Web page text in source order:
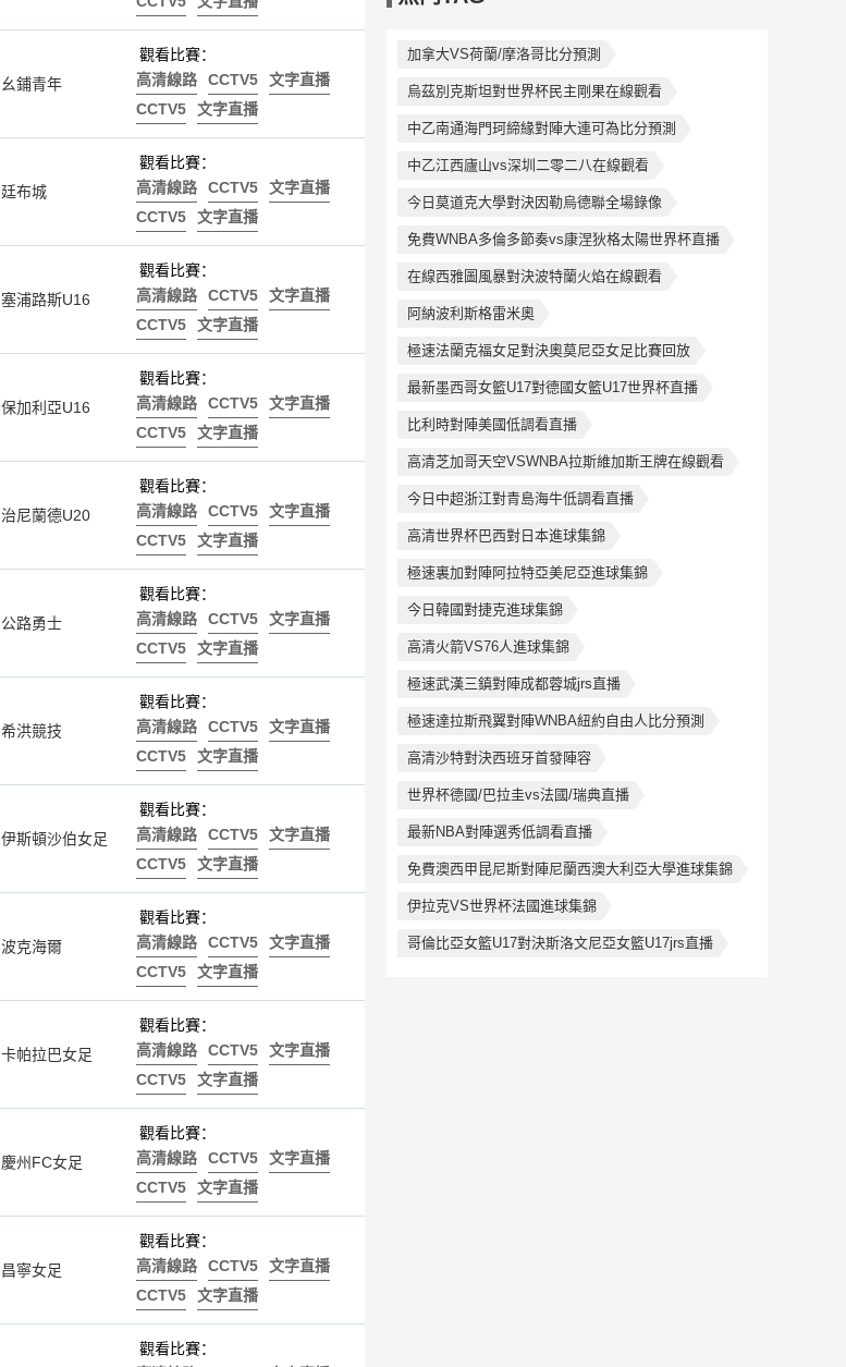
幺鋪青年
觀看比賽：
高清線路
CCTV5
文字直播
CCTV5
文字直播
廷布城
觀看比賽：
高清線路
CCTV5
文字直播
CCTV5
文字直播
塞浦路斯U16
觀看比賽：
高清線路
CCTV5
文字直播
CCTV5
文字直播
保加利亞U16
觀看比賽：
高清線路
CCTV5
文字直播
CCTV5
文字直播
治尼蘭德U20
觀看比賽：
高清線路
CCTV5
文字直播
CCTV5
文字直播
公路勇士
觀看比賽：
高清線路
CCTV5
文字直播
CCTV5
文字直播
希洪競技
觀看比賽：
高清線路
CCTV5
文字直播
CCTV5
文字直播
伊斯頓沙伯女足
觀看比賽：
高清線路
CCTV5
文字直播
CCTV5
文字直播
波克海爾
觀看比賽：
高清線路
CCTV5
文字直播
CCTV5
文字直播
卡帕拉巴女足
觀看比賽：
高清線路
CCTV5
文字直播
CCTV5
文字直播
慶州FC女足
觀看比賽：
高清線路
CCTV5
文字直播
CCTV5
文字直播
昌寧女足
觀看比賽：
高清線路
CCTV5
文字直播
CCTV5
文字直播
觀看比賽：
加拿大VS荷蘭/摩洛哥比分預測
烏茲別克斯坦對世界杯民主剛果在線觀看
中乙南通海門珂締緣對陣大連可為比分預測
中乙江西廬山vs深圳二零二八在線觀看
今日莫道克大學對決因勒烏德聯全場錄像
免費WNBA多倫多節奏vs康涅狄格太陽世界杯直播
在線西雅圖風暴對決波特蘭火焰在線觀看
阿納波利斯格雷米奧
極速法蘭克福女足對決奧莫尼亞女足比賽回放
最新墨西哥女籃U17對德國女籃U17世界杯直播
比利時對陣美國低調看直播
高清芝加哥天空VSWNBA拉斯維加斯王牌在線觀看
今日中超浙江對青島海牛低調看直播
高清世界杯巴西對日本進球集錦
極速裏加對陣阿拉特亞美尼亞進球集錦
今日韓國對捷克進球集錦
高清火箭VS76人進球集錦
極速武漢三鎮對陣成都蓉城jrs直播
極速達拉斯飛翼對陣WNBA紐約自由人比分預測
高清沙特對決西班牙首發陣容
世界杯德國/巴拉圭vs法國/瑞典直播
最新NBA對陣選秀低調看直播
免費澳西甲昆尼斯對陣尼蘭西澳大利亞大學進球集錦
伊拉克VS世界杯法國進球集錦
哥倫比亞女籃U17對決斯洛文尼亞女籃U17jrs直播